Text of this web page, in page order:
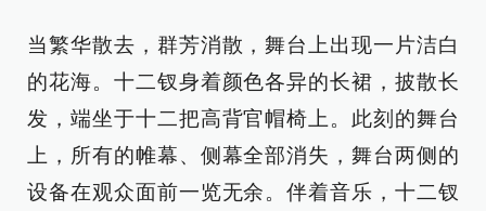
当繁华散去，群芳消散，舞台上出现一片洁白
的花海。十二钗身着颜色各异的长裙，披散长
发，端坐于十二把高背官帽椅上。此刻的舞台
上，所有的帷幕、侧幕全部消失，舞台两侧的
设备在观众面前一览无余。伴着音乐，十二钗